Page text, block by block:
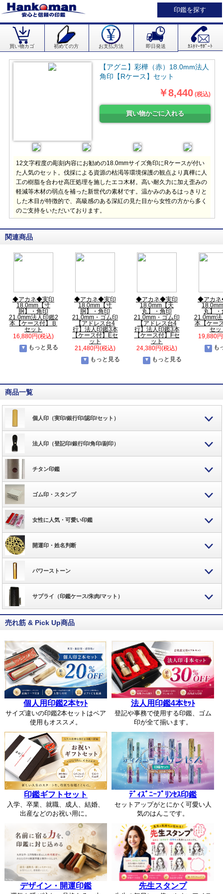
印鑑を探す
買い物カゴ 初めての方 お支払方法 即日発送 ｶｽﾀﾏｰｻﾎﾟｰﾄ
【アグニ】彩樺（赤）18.0mm法人
角印【Rケース】セット
￥8,440 (税込)
12文字程度の彫刻内容にお勧めの18.0mmサイズ角印にRケースが付い
た人気のセット。伐採による資源の枯渇等環境保護の観点より真樺に人
工の樹脂を合わせ高圧処理を施したエコ木材。高い耐久力に加え歪みの
軽減等木材の弱点を補った新世代の素材です。温かみのあるはっきりと
した木目が特徴的で、高級感のある深紅の見た目から女性の方から多く
のご支持をいただいております。
関連商品
◆アカネ◆実印
18.0mm【寸
胴】・角印
21.0mm法人印鑑2
本【ケース付】Ｂ
セット
16,880円(税込)
もっと見る
◆アカネ◆実印
18.0mm【寸
胴】・角印
21.0mm・ゴム印
【アドレス台4
行】法人印鑑3本
【ケース付】Eセ
ット
21,480円(税込)
もっと見る
◆アカネ◆実印
18.0mm【天
丸】・角印
21.0mm・ゴム印
【アドレス台4
行】法人印鑑3本
【ケース付】Fセ
ット
24,380円(税込)
もっと見る
◆アカ
丸】・
21.0mm
本【ケー
セッ
19,880
も
商品一覧
個人印（実印/銀行印/認印/セット）
法人印（登記印/銀行印/角印/副印）
チタン印鑑
ゴム印・スタンプ
女性に人気・可愛い印鑑
開運印・姓名判断
パワーストーン
サプライ（印鑑ケース/朱肉/マット）
売れ筋 & Pick Up商品
個人用印鑑2本ｾｯﾄ
サイズ違いの印鑑2本セットはペア
使用もオススメ。
法人用印鑑4本ｾｯﾄ
登記や事務で使用する印鑑、ゴム
印が全て揃います。
印鑑ギフトセット
入学、卒業、就職、成人、結婚、
出産などのお祝い用に。
ﾃﾞｨｽﾞﾆｰﾌﾟﾘﾝｾｽ印鑑
セットアップがとにかく可愛い人
気のはんこです。
デザイン・開運印鑑 先生スタンプ